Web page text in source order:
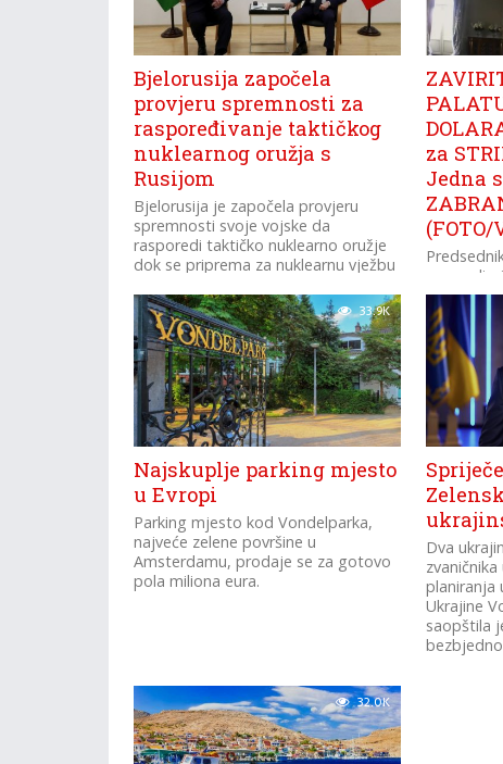
Bjelorusija započela
provjeru spremnosti za
raspoređivanje taktičkog
nuklearnog oružja s
Rusijom
Bjelorusija je započela provjeru
spremnosti svoje vojske da
rasporedi taktičko nuklearno oružje
dok se priprema za nuklearnu vježbu
za
Jedna
(FOTO/
vrednu
33.9K
Najskuplje parking mjesto
u Evropi
Parking mjesto kod Vondelparka,
najveće zelene površine u
Amsterdamu, prodaje se za gotovo
pola miliona eura.
Dva
planiranja
Ukrajine
saopštila
32.0K